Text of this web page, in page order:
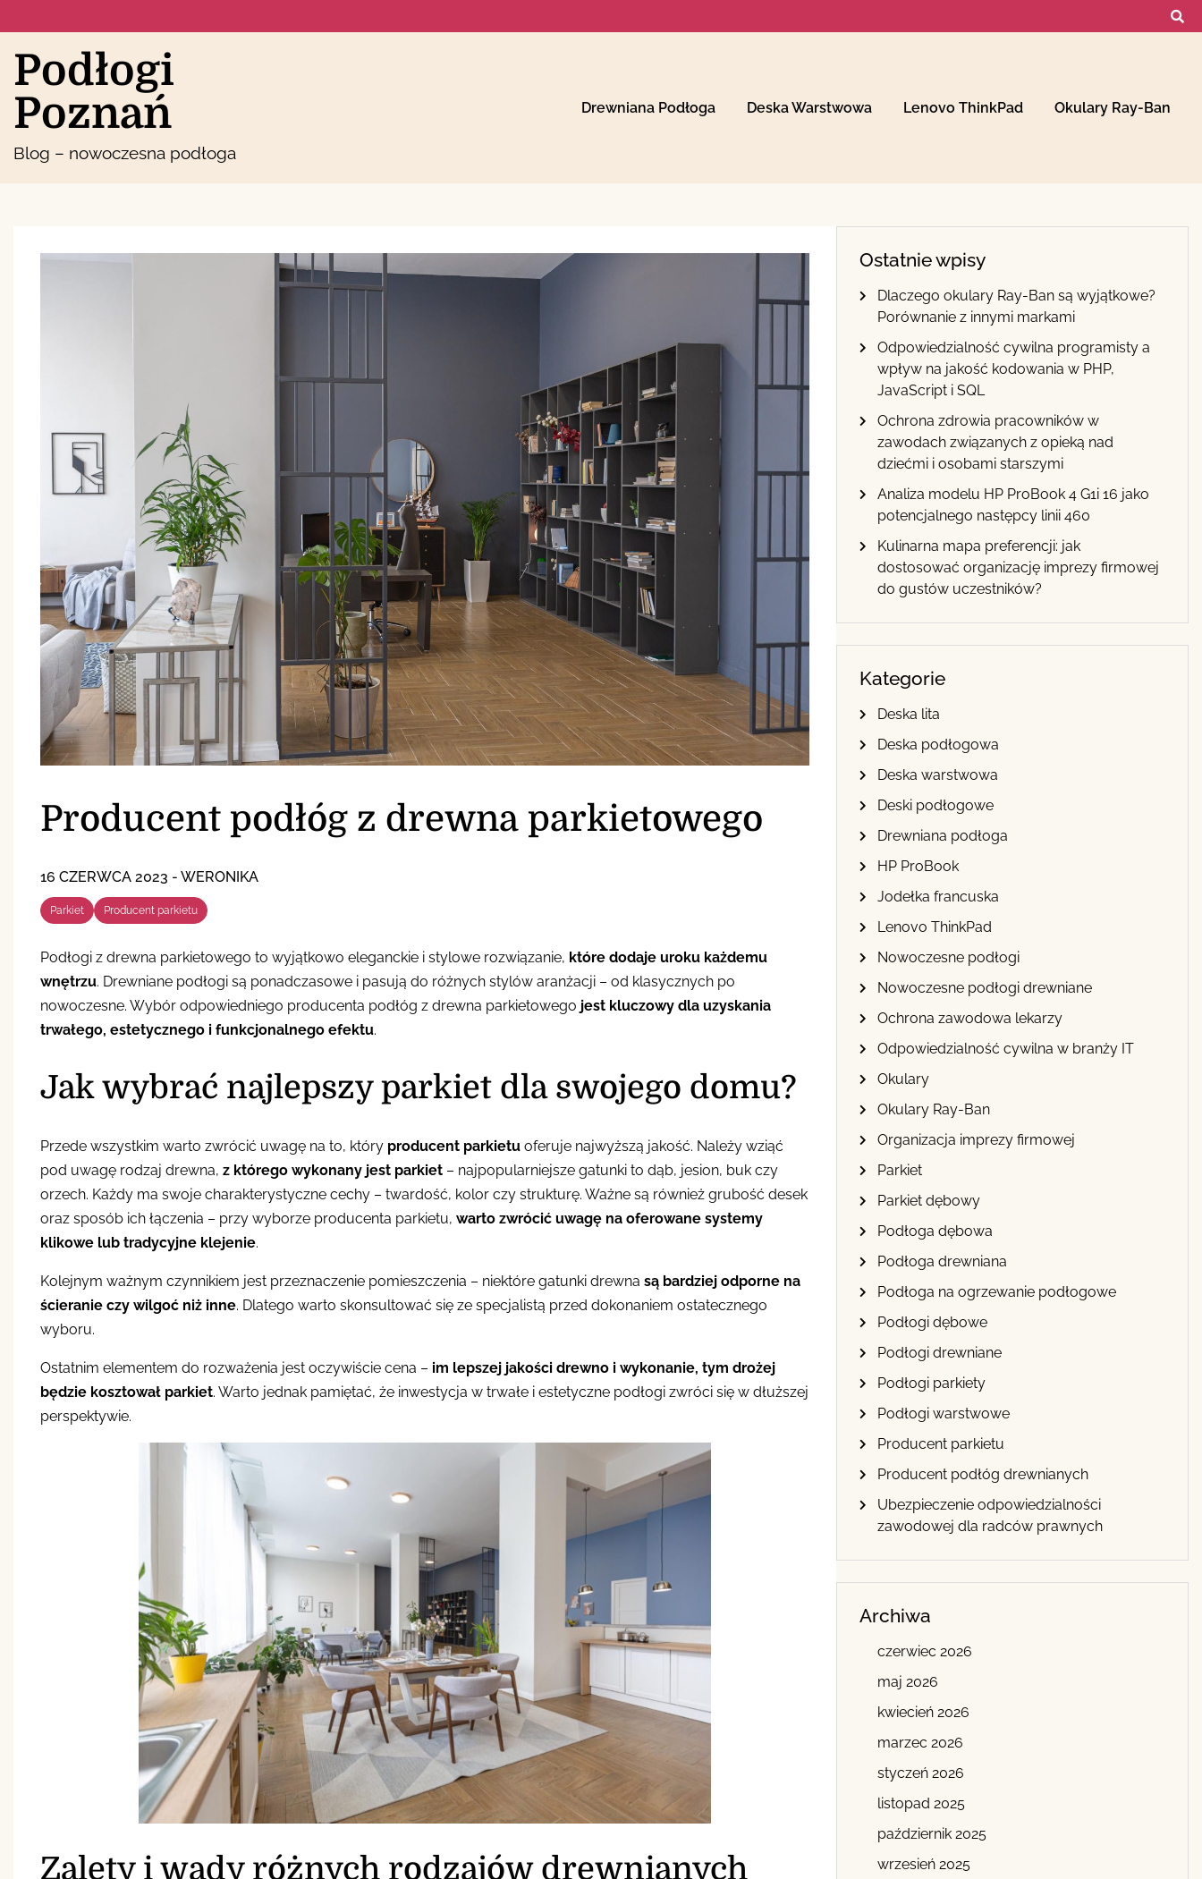
to
content
Podłogi
Poznań
Blog – nowoczesna podłoga
Drewniana Podłoga Deska Warstwowa Lenovo ThinkPad Okulary Ray-Ban
Producent podłóg z drewna parkietowego
16 CZERWCA 2023 - WERONIKA
Parkiet Producent parkietu
Podłogi z drewna parkietowego to wyjątkowo eleganckie i stylowe rozwiązanie, które dodaje uroku każdemu
wnętrzu. Drewniane podłogi są ponadczasowe i pasują do różnych stylów aranżacji – od klasycznych po
nowoczesne. Wybór odpowiedniego producenta podłóg z drewna parkietowego jest kluczowy dla uzyskania
trwałego, estetycznego i funkcjonalnego efektu.
Jak wybrać najlepszy parkiet dla swojego domu?
Przede wszystkim warto zwrócić uwagę na to, który producent parkietu oferuje najwyższą jakość. Należy wziąć
pod uwagę rodzaj drewna, z którego wykonany jest parkiet – najpopularniejsze gatunki to dąb, jesion, buk czy
orzech. Każdy ma swoje charakterystyczne cechy – twardość, kolor czy strukturę. Ważne są również grubość desek
oraz sposób ich łączenia – przy wyborze producenta parkietu, warto zwrócić uwagę na oferowane systemy
klikowe lub tradycyjne klejenie.
Kolejnym ważnym czynnikiem jest przeznaczenie pomieszczenia – niektóre gatunki drewna są bardziej odporne na
ścieranie czy wilgoć niż inne. Dlatego warto skonsultować się ze specjalistą przed dokonaniem ostatecznego
wyboru.
Ostatnim elementem do rozważenia jest oczywiście cena – im lepszej jakości drewno i wykonanie, tym drożej
będzie kosztował parkiet. Warto jednak pamiętać, że inwestycja w trwałe i estetyczne podłogi zwróci się w dłuższej
perspektywie.
Zalety i wady różnych rodzajów drewnianych
Ostatnie wpisy
Dlaczego okulary Ray-Ban są wyjątkowe?
Porównanie z innymi markami
Odpowiedzialność cywilna programisty a
wpływ na jakość kodowania w PHP,
JavaScript i SQL
Ochrona zdrowia pracowników w
zawodach związanych z opieką nad
dziećmi i osobami starszymi
Analiza modelu HP ProBook 4 G1i 16 jako
potencjalnego następcy linii 460
Kulinarna mapa preferencji: jak
dostosować organizację imprezy firmowej
do gustów uczestników?
Kategorie
Deska lita
Deska podłogowa
Deska warstwowa
Deski podłogowe
Drewniana podłoga
HP ProBook
Jodełka francuska
Lenovo ThinkPad
Nowoczesne podłogi
Nowoczesne podłogi drewniane
Ochrona zawodowa lekarzy
Odpowiedzialność cywilna w branży IT
Okulary
Okulary Ray-Ban
Organizacja imprezy firmowej
Parkiet
Parkiet dębowy
Podłoga dębowa
Podłoga drewniana
Podłoga na ogrzewanie podłogowe
Podłogi dębowe
Podłogi drewniane
Podłogi parkiety
Podłogi warstwowe
Producent parkietu
Producent podłóg drewnianych
Ubezpieczenie odpowiedzialności
zawodowej dla radców prawnych
Archiwa
czerwiec 2026
maj 2026
kwiecień 2026
marzec 2026
styczeń 2026
listopad 2025
październik 2025
wrzesień 2025